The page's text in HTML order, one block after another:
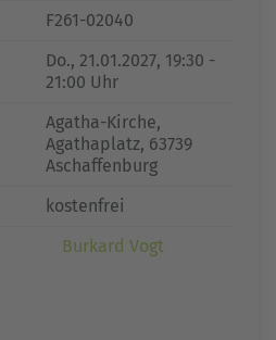
F261-02040
Do., 21.01.2027, 19:30 -
21:00 Uhr
Agatha-Kirche,
Agathaplatz, 63739
Aschaffenburg
kostenfrei
Burkard Vogt